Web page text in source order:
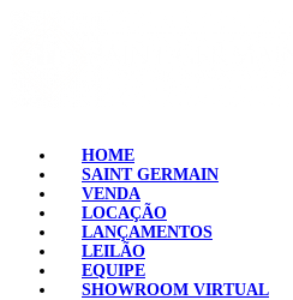
HOME
SAINT GERMAIN
VENDA
LOCAÇÃO
LANÇAMENTOS
LEILÃO
EQUIPE
SHOWROOM VIRTUAL